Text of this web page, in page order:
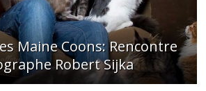
Maine Coons: Rencontre
Robert Sijka